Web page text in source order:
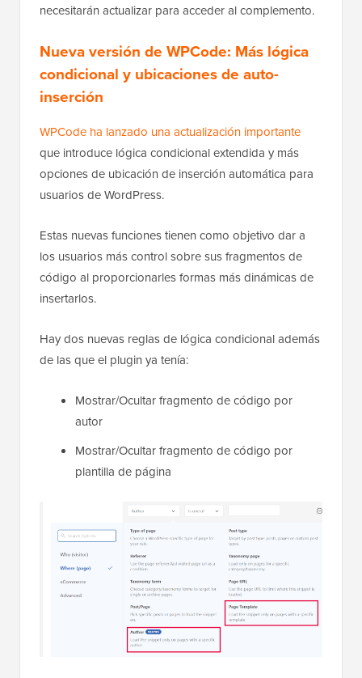
necesitarán actualizar para acceder al complemento.
Nueva versión de WPCode: Más lógica
condicional y ubicaciones de auto-
inserción
WPCode ha lanzado una actualización importante
que introduce lógica condicional extendida y más
opciones de ubicación de inserción automática para
usuarios de WordPress.
Estas nuevas funciones tienen como objetivo dar a
los usuarios más control sobre sus fragmentos de
código al proporcionarles formas más dinámicas de
insertarlos.
Hay dos nuevas reglas de lógica condicional además
de las que el plugin ya tenía:
Mostrar/Ocultar fragmento de código por
autor
Mostrar/Ocultar fragmento de código por
plantilla de página